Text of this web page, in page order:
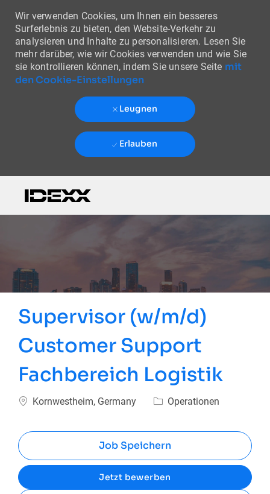
Wir verwenden Cookies, um Ihnen ein besseres
Surferlebnis zu bieten, den Website-Verkehr zu
analysieren und Inhalte zu personalisieren. Lesen Sie
mehr darüber, wie wir Cookies verwenden und wie Sie
sie kontrollieren können, indem Sie unsere Seite mit
den Cookie-Einstellungen
Leugnen
Erlauben
Supervisor (w/m/d)
Customer Support
Fachbereich Logistik
Ort Kornwestheim, Germany Kategorie
Operationen
Job Speichern
Jetzt bewerben